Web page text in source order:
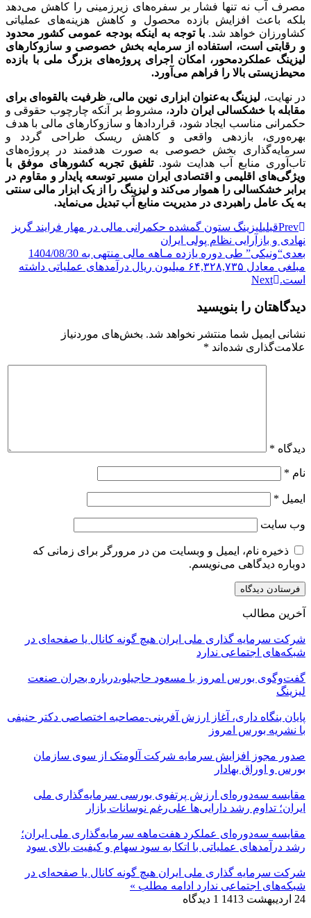
مصرف آب نه تنها فشار بر سفره‌های زیرزمینی را کاهش می‌دهد
بلکه باعث افزایش بازده محصول و کاهش هزینه‌های عملیاتی
کشاورزان خواهد شد.با توجه به اینکه بودجه عمومی کشور محدود
و رقابتی است، استفاده از سرمایه بخش خصوصی و سازوکارهای
لیزینگ عملکردمحور، امکان اجرای پروژه‌های بزرگ ملی با بازده
محیط‌زیستی بالا را فراهم می‌آورد.
در نهایت، لیزینگ به‌عنوان ابزاری نوین مالی، ظرفیت بالقوه‌ای برای
مقابله با خشکسالی ایران دارد، مشروط بر آنکه چارچوب حقوقی و
حکمرانی مناسب ایجاد شود، قراردادها و سازوکارهای مالی با هدف
بهره‌وری، بازدهی واقعی و کاهش ریسک طراحی گردد و
سرمایه‌گذاری بخش خصوصی به صورت هدفمند در پروژه‌های
تاب‌آوری منابع آب هدایت شود.تلفیق تجربه کشورهای موفق با
ویژگی‌های اقلیمی و اقتصادی ایران مسیر توسعه پایدار و مقاوم در
برابر خشکسالی را هموار می‌کند و لیزینگ را از یک ابزار مالی سنتی
به یک عامل راهبردی در مدیریت منابع آب تبدیل می‌نماید.
Prevقبلیلیزینگ ستون گمشده حکمرانی مالی در مهار فرایند گریز
نهادی و بازآرایی نظام پولی ایران
بعدی
“ونیکی” طی دوره یازده مـاهه مالی منتهی به 1404/08/30
مبلغی معادل ۶۴,۳۲۸,۷۳۵ میلیون ریال درآمدهای عملیاتی داشته
است.
Next
دیدگاهتان را بنویسید
نشانی ایمیل شما منتشر نخواهد شد. بخش‌های موردنیاز
علامت‌گذاری شده‌اند *
دیدگاه *
نام *
ایمیل *
وب‌ سایت
ذخیره نام، ایمیل و وبسایت من در مرورگر برای زمانی که
دوباره دیدگاهی می‌نویسم.
آخرین مطالب
شرکت سرمایه گذاری ملی ایران هیچ گونه کانال یا صفحه‌ای در
شبکه‌های اجتماعی ندارد
گفت‌وگوی بورس امروز با مسعود حاجیلو،درباره بحران صنعت
لیزینگ
پایان بنگاه داری، آغاز ارزش آفرینی-مصاحبه اختصاصی دکتر حنیفی
با نشریه بورس امروز
صدور مجوز افزایش سرمایه شرکت آلومتک از سوی سازمان
بورس و اوراق بهادار
مقایسه سه‌دوره‌ای ارزش پرتفوی بورسی سرمایه‌گذاری ملی
ایران؛ تداوم رشد دارایی‌ها علی‌رغم نوسانات بازار
مقایسه سه‌دوره‌ای عملکرد هفت‌ماهه سرمایه‌گذاری ملی ایران؛
رشد درآمدهای عملیاتی با اتکا به سود سهام و کیفیت بالای سود
شرکت سرمایه گذاری ملی ایران هیچ گونه کانال یا صفحه‌ای در
شبکه‌های اجتماعی ندارد ادامه مطلب »
24 اردیبهشت 1413
1 دیدگاه